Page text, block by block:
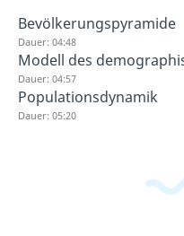
Bevölkerungspyramide
Dauer: 04:48
Modell des
Dauer: 04:57
Populationsdynamik
Dauer: 05:20